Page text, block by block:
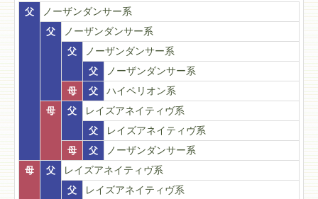
父
ノーザンダンサー系
父
ノーザンダンサー系
父
ノーザンダンサー系
父
ノーザンダンサー系
母
父
ハイペリオン系
母
父
レイズアネイティヴ系
父
レイズアネイティヴ系
母
父
ノーザンダンサー系
母
父
レイズアネイティヴ系
父
レイズアネイティヴ系